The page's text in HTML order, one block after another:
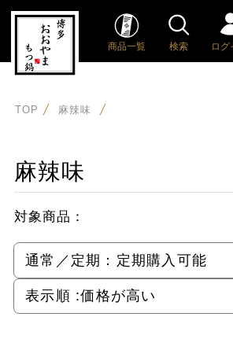
商品一覧 検索 ログ
TOP 麻辣味
麻辣味
対象商品：
通常／定期： 定期購入可能
表示順 :価格が高い